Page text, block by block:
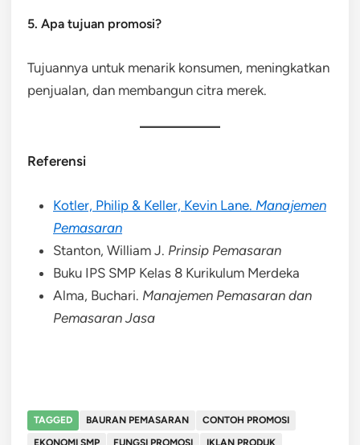
5. Apa tujuan promosi?
Tujuannya untuk menarik konsumen, meningkatkan
penjualan, dan membangun citra merek.
Referensi
Kotler, Philip & Keller, Kevin Lane. Manajemen
Pemasaran
Stanton, William J. Prinsip Pemasaran
Buku IPS SMP Kelas 8 Kurikulum Merdeka
Alma, Buchari. Manajemen Pemasaran dan
Pemasaran Jasa
TAGGED BAURAN PEMASARAN
CONTOH PROMOSI
EKONOMI SMP
FUNGSI PROMOSI IKLAN PRODUK